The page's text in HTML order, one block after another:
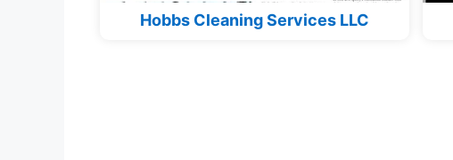
Hobbs Cleaning Services LLC